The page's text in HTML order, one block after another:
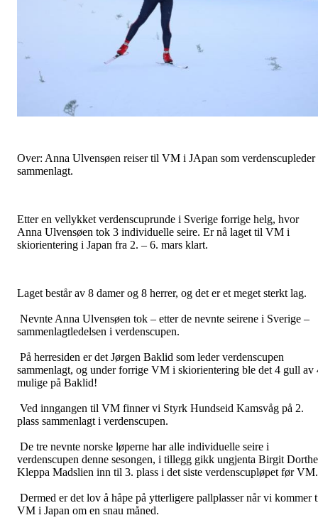
Over: Anna Ulvensøen reiser til VM i JApan som verdenscupleder
sammenlagt.
Etter en vellykket verdenscuprunde i Sverige forrige helg, hvor
Anna Ulvensøen tok 3 individuelle seire. Er nå laget til VM i
skiorientering i Japan fra 2. – 6. mars klart.
Laget består av 8 damer og 8 herrer, og det er et meget sterkt lag.
Nevnte Anna Ulvensøen tok – etter de nevnte seirene i Sverige –
sammenlagtledelsen i verdenscupen.
På herresiden er det Jørgen Baklid som leder verdenscupen
sammenlagt, og under forrige VM i skiorientering ble det 4 gull av
mulige på Baklid!
Ved inngangen til VM finner vi Styrk Hundseid Kamsvåg på 2.
plass sammenlagt i verdenscupen.
De tre nevnte norske løperne har alle individuelle seire i
verdenscupen denne sesongen, i tillegg gikk ungjenta Birgit
Kleppa Madslien inn til 3. plass i det siste verdenscupløpet før VM.
Dermed er det lov å håpe på ytterligere pallplasser når vi kommer
VM i Japan om en snau måned.